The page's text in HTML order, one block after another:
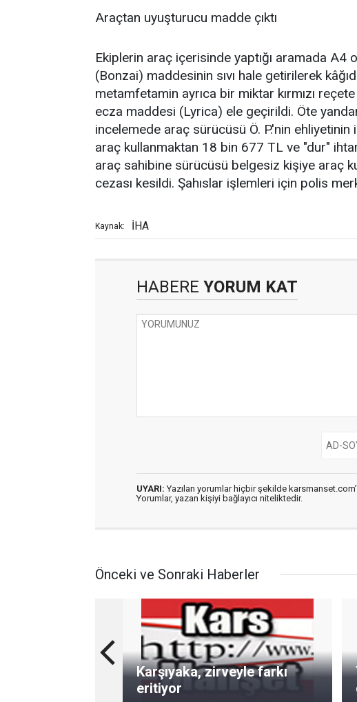
Araçtan uyuşturucu madde çıktı
Ekiplerin araç içerisinde yaptığı aramada
(Bonzai) maddesinin sıvı hale getirilerek
metamfetamin ayrıca bir miktar kırmızı
ecza maddesi (Lyrica) ele geçirildi. Öte
incelemede araç sürücüsü Ö. P.'nin
araç kullanmaktan 18 bin 677 TL ve "dur"
araç sahibine sürücüsü belgesiz kişiye araç
cezası kesildi. Şahıslar işlemleri için polis
Kaynak: İHA
HABERE YORUM KAT
UYARI: Yazılan yorumlar hiçbir şekilde
Yorumlar, yazan kişiyi bağlayıcı niteliktedir.
Önceki ve Sonraki Haberler
Karşıyaka, zirveyle farkı
eritiyor